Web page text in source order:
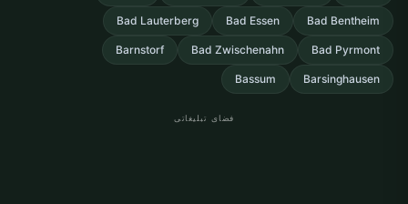
Bad Bentheim
Bad Essen
Bad Lauterberg
Bad Pyrmont
Bad Zwischenahn
Barnstorf
Barsinghausen
Bassum
فضای تبلیغاتی